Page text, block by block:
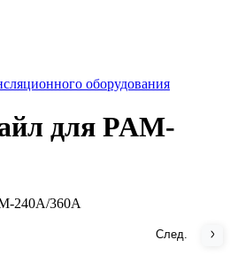
оборудования
для PAM-
След.